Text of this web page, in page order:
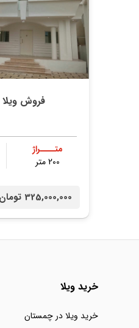
فروش
متــــراژ
200 متر
325,000,000 تومان /
خرید ویلا
خرید ویلا در چمستان